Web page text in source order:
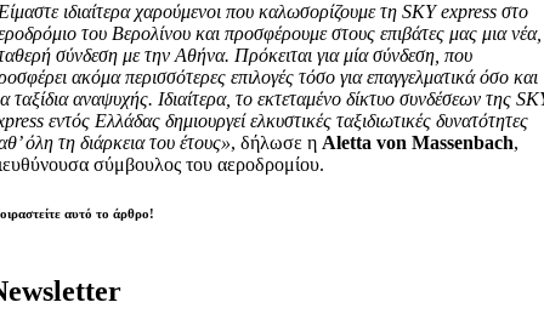
ιδιαίτερα χαρούμενοι που καλωσορίζουμε τη SKY express στο
του Βερολίνου και προσφέρουμε στους επιβάτες μας μια νέα,
σύνδεση με την Αθήνα. Πρόκειται για μία σύνδεση, που
ακόμα περισσότερες επιλογές τόσο για επαγγελματικά όσο και
ταξίδια αναψυχής. Ιδιαίτερα, το εκτεταμένο δίκτυο συνδέσεων της
εντός Ελλάδας δημιουργεί ελκυστικές ταξιδιωτικές δυνατότητες
όλη τη διάρκεια του έτους», δήλωσε η Aletta von Massenbach,
σύμβουλος του αεροδρομίου.
αυτό το άρθρο!